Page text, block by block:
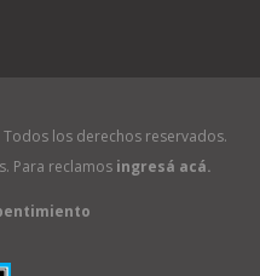
los derechos reservados.
Para reclamos ingresá acá.